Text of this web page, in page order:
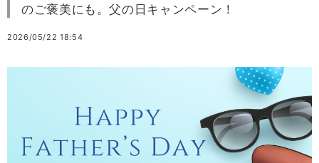
のご褒美にも。父の日キャンペーン！
2026/05/22 18:54